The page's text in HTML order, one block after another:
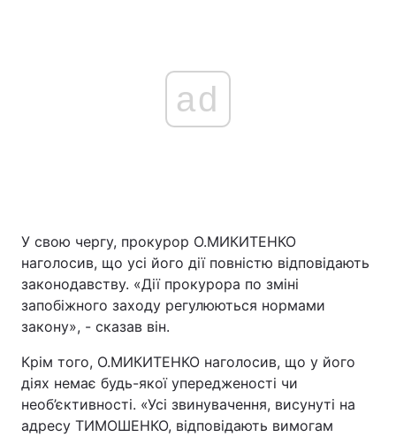
ad
У свою чергу, прокурор О.МИКИТЕНКО
наголосив, що усі його дії повністю відповідають
законодавству. «Дії прокурора по зміні
запобіжного заходу регулюються нормами
закону», - сказав він.
Крім того, О.МИКИТЕНКО наголосив, що у його
діях немає будь-якої упередженості чи
необ’єктивності. «Усі звинувачення, висунуті на
адресу ТИМОШЕНКО, відповідають вимогам